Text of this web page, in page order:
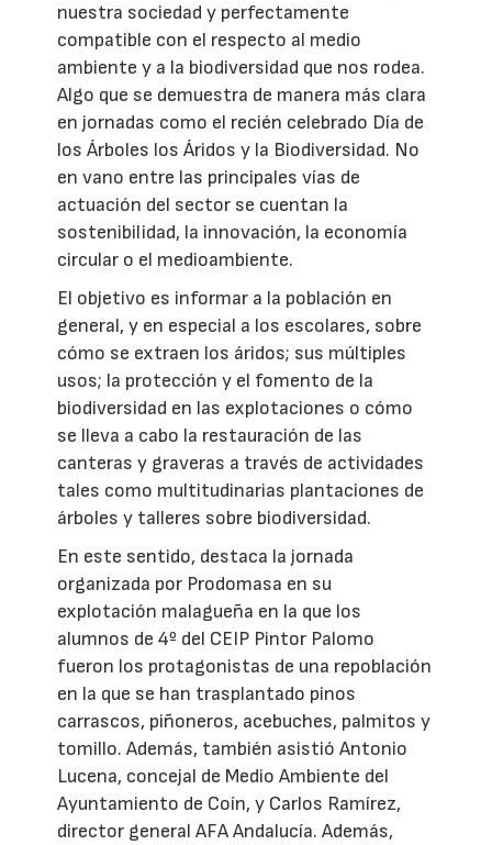
nuestra sociedad y perfectamente
compatible con el respecto al medio
ambiente y a la biodiversidad que nos rodea.
Algo que se demuestra de manera más clara
en jornadas como el recién celebrado Día de
los Árboles los Áridos y la Biodiversidad. No
en vano entre las principales vías de
actuación del sector se cuentan la
sostenibilidad, la innovación, la economía
circular o el medioambiente.
El objetivo es informar a la población en
general, y en especial a los escolares, sobre
cómo se extraen los áridos; sus múltiples
usos; la protección y el fomento de la
biodiversidad en las explotaciones o cómo
se lleva a cabo la restauración de las
canteras y graveras a través de actividades
tales como multitudinarias plantaciones de
árboles y talleres sobre biodiversidad.
En este sentido, destaca la jornada
organizada por Prodomasa en su
explotación malagueña en la que los
alumnos de 4º del CEIP Pintor Palomo
fueron los protagonistas de una repoblación
en la que se han trasplantado pinos
carrascos, piñoneros, acebuches, palmitos y
tomillo. Además, también asistió Antonio
Lucena, concejal de Medio Ambiente del
Ayuntamiento de Coín, y Carlos Ramírez,
director general AFA Andalucía. Además,